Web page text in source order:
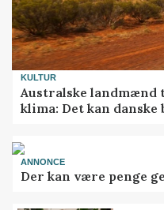
KULTUR
Australske landmænd
klima: Det kan
ANNONCE
Der kan være penge